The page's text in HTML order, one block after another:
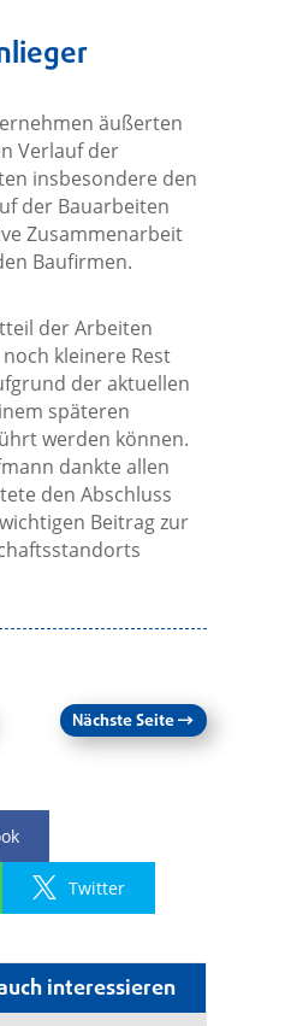
interessieren
äußerten
Verlauf der
insbesondere den
der Bauarbeiten
Zusammenarbeit
Baufirmen.
der Arbeiten
kleinere Rest
der aktuellen
späteren
werden können.
dankte allen
den Abschluss
Beitrag zur
Nächste Seite→
Twitter